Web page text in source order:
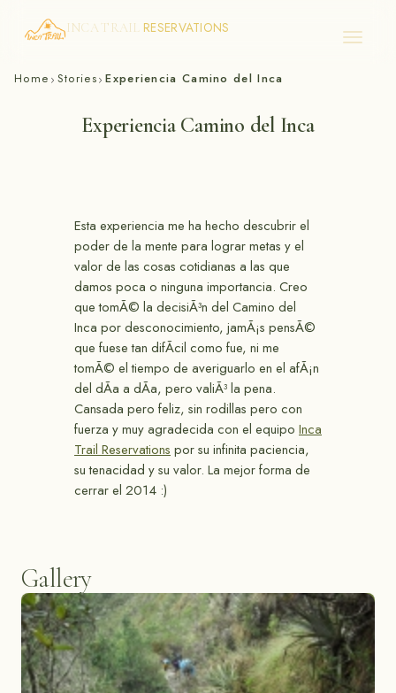
Skip
INCA TRAIL RESERVATIONS
Home › Stories› Experiencia Camino del Inca
Experiencia Camino del Inca
Esta experiencia me ha hecho descubrir el
poder de la mente para lograr metas y el
valor de las cosas cotidianas a las que
damos poca o ninguna importancia. Creo
que tomÃ© la decisiÃ³n del Camino del
Inca por desconocimiento, jamÃ¡s pensÃ©
que fuese tan difÃ­cil como fue, ni me
tomÃ© el tiempo de averiguarlo en el afÃ¡n
del dÃ­a a dÃ­a, pero valiÃ³ la pena.
Cansada pero feliz, sin rodillas pero con
fuerza y muy agradecida con el equipo Inca
Trail Reservations por su infinita paciencia,
su tenacidad y su valor. La mejor forma de
cerrar el 2014 :)
Gallery